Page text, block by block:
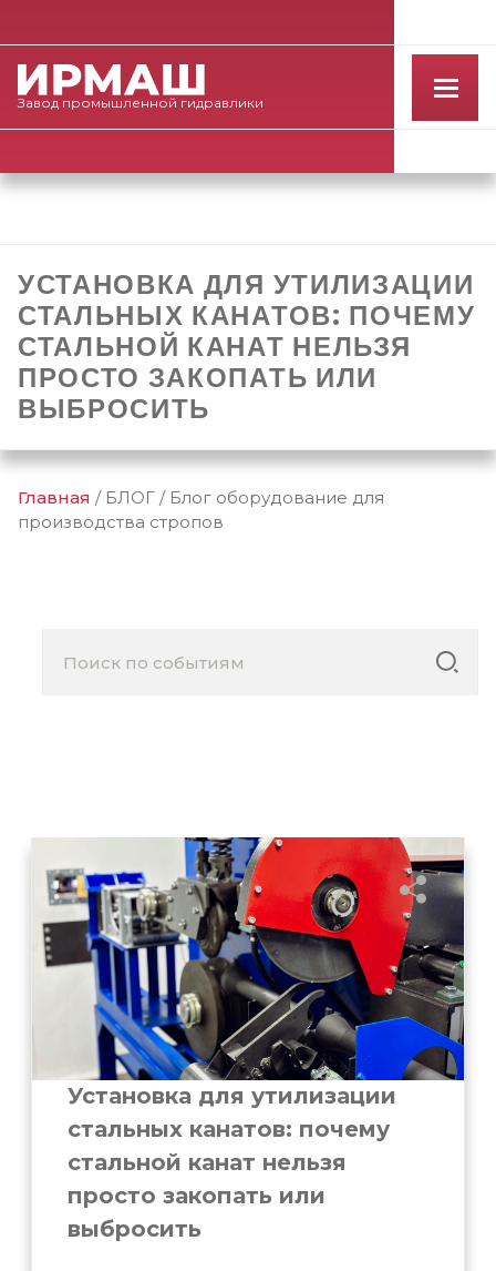
Завод промышленной гидравлики
УСТАНОВКА ДЛЯ УТИЛИЗАЦИИ
СТАЛЬНЫХ КАНАТОВ: ПОЧЕМУ
СТАЛЬНОЙ КАНАТ НЕЛЬЗЯ
ПРОСТО ЗАКОПАТЬ ИЛИ
ВЫБРОСИТЬ
Главная / БЛОГ / Блог оборудование для
производства стропов
Установка для утилизации
стальных канатов: почему
стальной канат нельзя
просто закопать или
выбросить